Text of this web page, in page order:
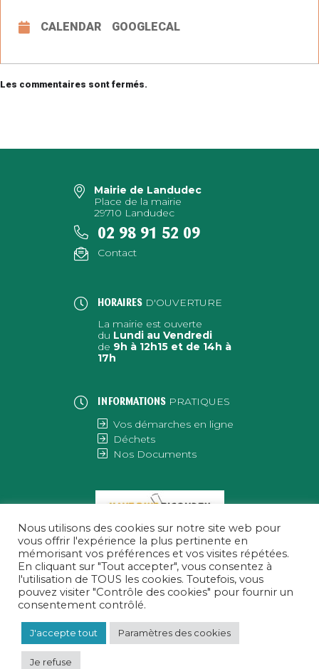
CALENDAR GOOGLECAL
Les commentaires sont fermés.
Mairie de Landudec
Place de la mairie
29710 Landudec
02 98 91 52 09
Contact
HORAIRES D'OUVERTURE
La mairie est ouverte
du Lundi au Vendredi
de 9h à 12h15 et de 14h à
17h
INFORMATIONS PRATIQUES
Vos démarches en ligne
Déchets
Nos Documents
MENTIONS LÉGALES
Nous utilisons des cookies sur notre site web pour
vous offrir l'expérience la plus pertinente en
mémorisant vos préférences et vos visites répétées.
En cliquant sur "Tout accepter", vous consentez à
l'utilisation de TOUS les cookies. Toutefois, vous
pouvez visiter "Contrôle des cookies" pour fournir un
consentement contrôlé.
J'accepte tout Paramètres des cookies
Je refuse